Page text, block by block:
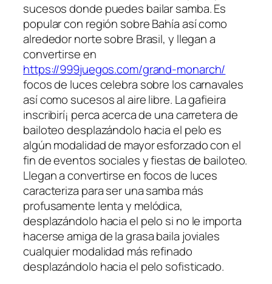
sucesos donde puedes bailar samba. Es
popular con región sobre Bahía así­ como
alrededor norte sobre Brasil, y llegan a
convertirse en
https://999juegos.com/grand-monarch/
focos de luces celebra sobre los carnavales
así­ como sucesos al aire libre. La gafieira
inscribirí¡ perca acerca de una carretera de
bailoteo desplazándolo hacia el pelo es
algún modalidad de mayor esforzado con el
fin de eventos sociales y fiestas de bailoteo.
Llegan a convertirse en focos de luces
caracteriza para ser una samba más
profusamente lenta y melódica,
desplazándolo hacia el pelo si no le importa
hacerse amiga de la grasa baila joviales
cualquier modalidad más refinado
desplazándolo hacia el pelo sofisticado.